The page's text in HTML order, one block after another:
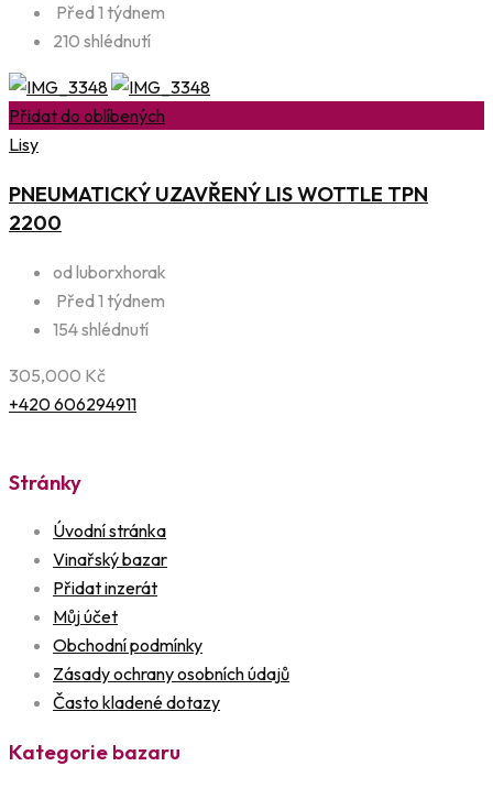
Před 1 týdnem
210 shlédnutí
Přidat do oblíbených
Lisy
PNEUMATICKÝ UZAVŘENÝ LIS WOTTLE TPN
2200
od luborxhorak
Před 1 týdnem
154 shlédnutí
305,000 Kč
+420 606294911
Stránky
Úvodní stránka
Vinařský bazar
Přidat inzerát
Můj účet
Obchodní podmínky
Zásady ochrany osobních údajů
Často kladené dotazy
Kategorie bazaru